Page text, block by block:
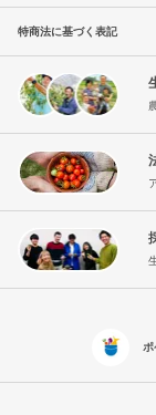
特商法に基づく表記